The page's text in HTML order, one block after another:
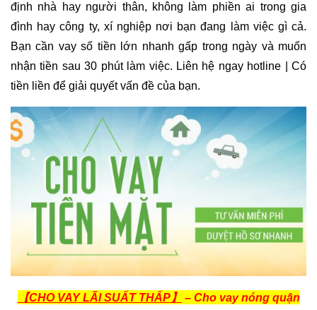
định nhà hay người thân, không làm phiền ai trong gia
đình hay công ty, xí nghiệp nơi bạn đang làm việc gì cả.
Bạn cần vay số tiền lớn nhanh gấp trong ngày và muốn
nhận tiền sau 30 phút làm việc. Liên hệ ngay hotline | Có
tiền liền để giải quyết vấn đề của bạn.
【CHO VAY LÃI SUẤT THẤP】 – Cho vay nóng quận